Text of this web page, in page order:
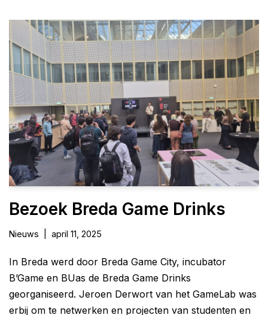
Bezoek Breda Game Drinks
Nieuws april 11, 2025
In Breda werd door Breda Game City, incubator
B’Game en BUas de Breda Game Drinks
georganiseerd. Jeroen Derwort van het GameLab was
erbij om te netwerken en projecten van studenten en